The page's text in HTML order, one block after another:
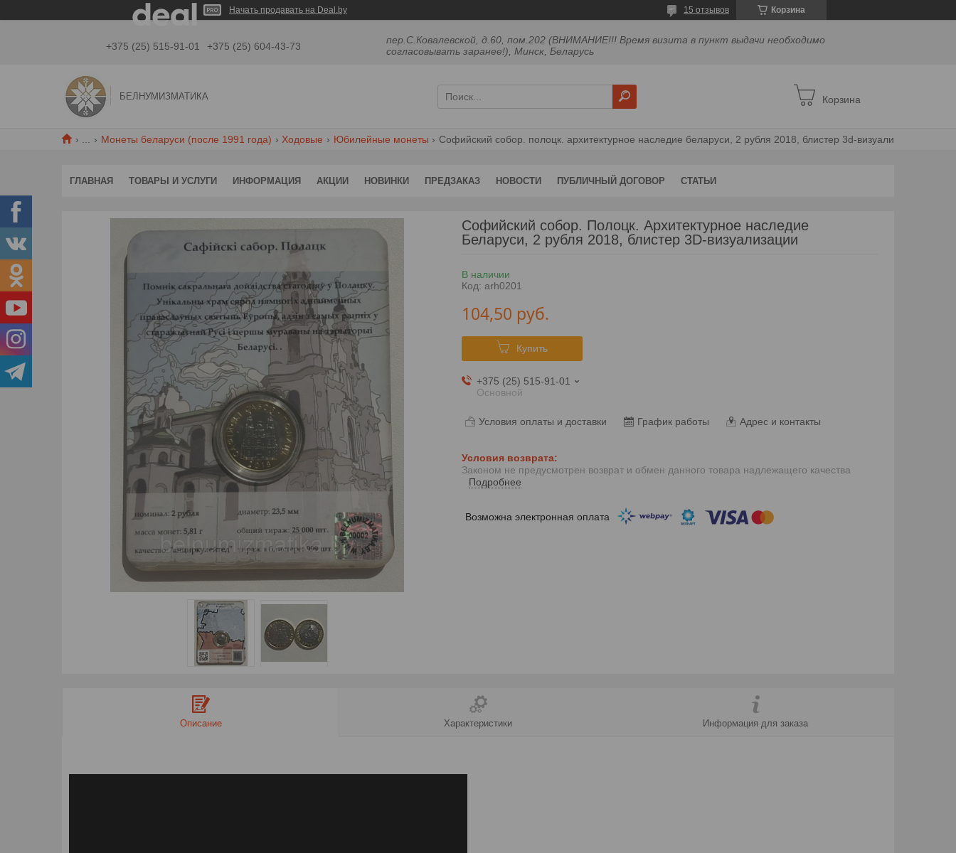
Начать продавать на Deal.by Корзина
15 отзывов
+375 (25) 515-91-01 +375 (25) 604-43-73
пер.С.Ковалевской, д.60, пом.202 (ВНИМАНИЕ!!! Время визита в пункт выдачи необходимо
согласовывать заранее!), Минск, Беларусь
БЕЛНУМИЗМАТИКА Корзина
Монеты беларуси (после 1991 года) Ходовые Юбилейные монеты
ГЛАВНАЯ ТОВАРЫ И УСЛУГИ ИНФОРМАЦИЯ АКЦИИ НОВИНКИ ПРЕДЗАКАЗ НОВОСТИ ПУБЛИЧНЫЙ ДОГОВОР СТАТЬИ
Софийский собор. Полоцк. Архитектурное наследие
Беларуси, 2 рубля 2018, блистер 3D-визуализации
В наличии
Код: arh0201
104,50 руб.
Купить
+375 (25) 515-91-01
Основной
Условия оплаты и доставки График работы Адрес и контакты
Законом не предусмотрен возврат и обмен данного товара надлежащего качества
Подробнее
Описание Характеристики Информация для заказа